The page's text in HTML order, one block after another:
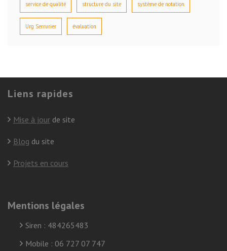
service de qualité structure du site système de notation
Urg Serrurier évaluation
Liens rapides
Mise à jour de site
Blog du site
Projets en cours
Mentions légales
Siren : 484265483
Mobile : 06 727 07 747